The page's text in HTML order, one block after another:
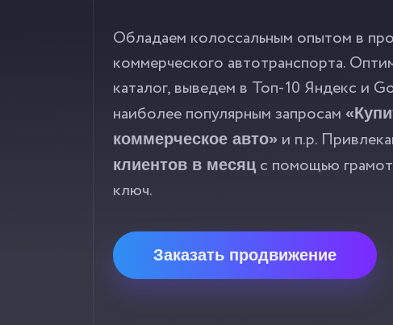
Обладаем колоссальным опытом в
коммерческого автотранспорта.
каталог, выведем в Топ-10 Яндекс и
наиболее популярным запросам
коммерческое авто» и п.р.
клиентов в месяц с помощью
ключ.
Заказать продвижение